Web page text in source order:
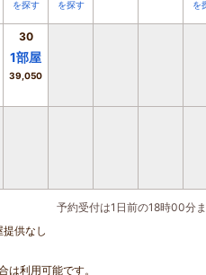
を探す
を探す
を
30
1部屋
39,050
予約受付は1日前の18時00分
供なし
利用可能です。